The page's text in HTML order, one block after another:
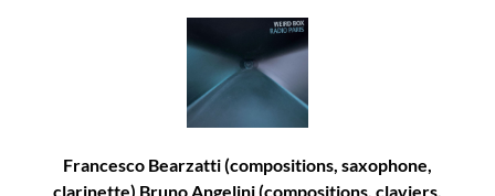
Francesco Bearzatti (compositions, saxophone,
clarinette) Bruno Angelini (compositions, claviers,